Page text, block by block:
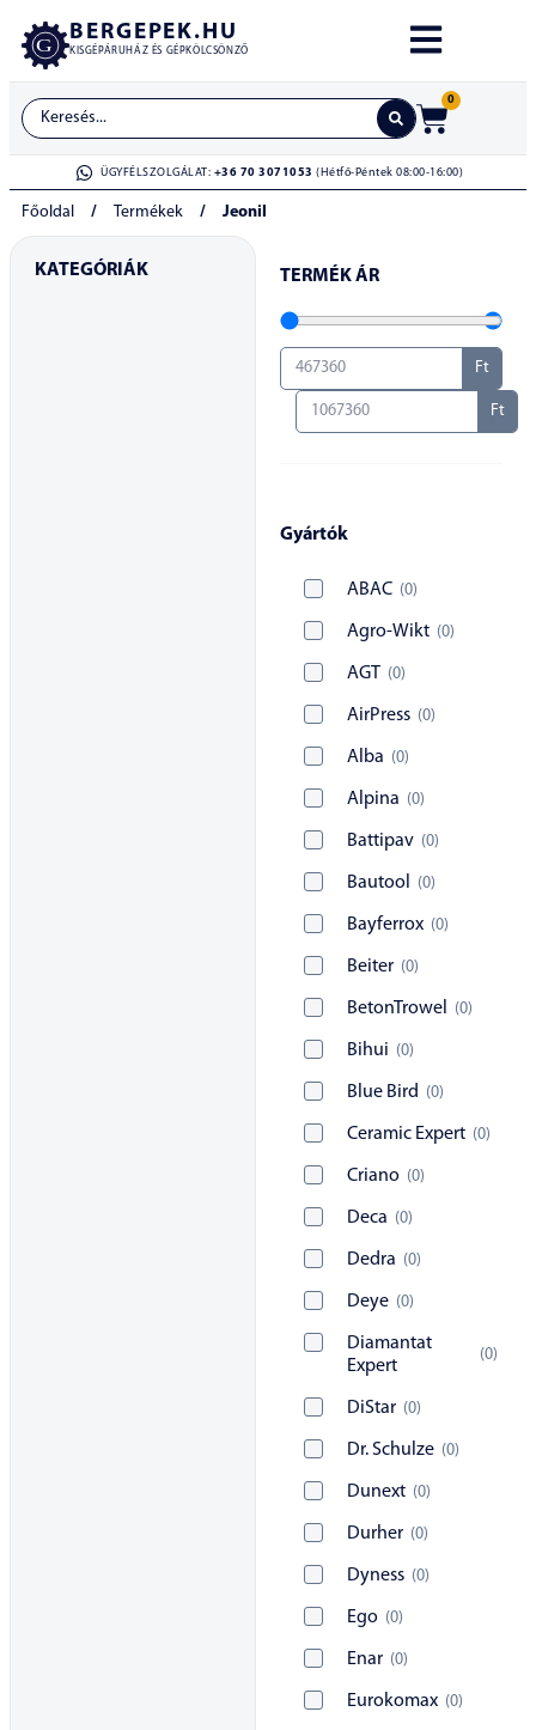
BERGEPEK.HU
KISGÉPÁRUHÁZ ÉS GÉPKÖLCSÖNZŐ
0
ÜGYFÉLSZOLGÁLAT: +36 70 3071053 (Hétfő-Péntek 08:00-16:00)
Főoldal / Termékek / Jeonil
TERMÉK ÁR
Ft
Ft
Gyártók
ABAC (0)
Agro-Wikt (0)
AGT (0)
AirPress (0)
Alba (0)
Alpina (0)
Battipav (0)
Bautool (0)
Bayferrox (0)
Beiter (0)
BetonTrowel (0)
Bihui (0)
Blue Bird (0)
Ceramic Expert (0)
Criano (0)
Deca (0)
Dedra (0)
Deye (0)
Diamantat
Expert
(0)
DiStar (0)
Dr. Schulze (0)
Dunext (0)
Durher (0)
Dyness (0)
Ego (0)
Enar (0)
Eurokomax (0)
KATEGÓRIÁK